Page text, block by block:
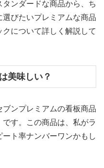
ンダードな商品から、ち
選びたいプレミアムな商品
について詳しく解説して
美味しい？
ンプレミアムの看板商品
です。この商品は、私がラ
ト率ナンバーワンかもし